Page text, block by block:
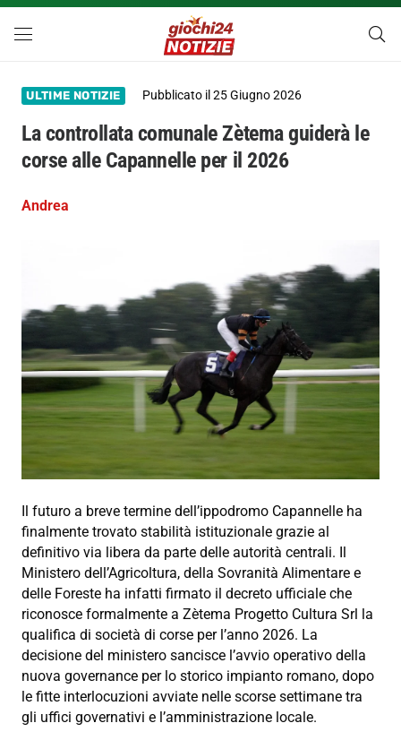
ULTIME NOTIZIE Pubblicato il25 Giugno 2026
La controllata comunale Zètema guiderà le
corse alle Capannelle per il 2026
Andrea
Il futuro a breve termine dell’ippodromo Capannelle ha
finalmente trovato stabilità istituzionale grazie al
definitivo via libera da parte delle autorità centrali. Il
Ministero dell’Agricoltura, della Sovranità Alimentare e
delle Foreste ha infatti firmato il decreto ufficiale che
riconosce formalmente a Zètema Progetto Cultura Srl la
qualifica di società di corse per l’anno 2026. La
decisione del ministero sancisce l’avvio operativo della
nuova governance per lo storico impianto romano, dopo
le fitte interlocuzioni avviate nelle scorse settimane tra
gli uffici governativi e l’amministrazione locale.